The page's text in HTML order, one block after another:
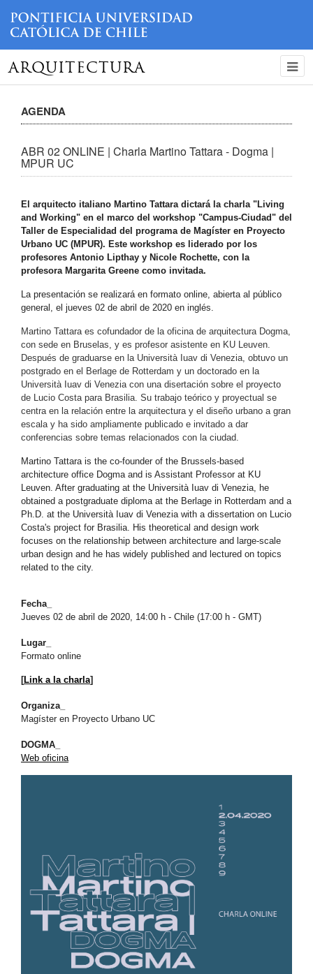
ARQUITECTURA
AGENDA
ABR 02 ONLINE | Charla Martino Tattara - Dogma |
MPUR UC
El arquitecto italiano Martino Tattara dictará la charla "Living
and Working" en el marco del workshop "Campus-Ciudad" del
Taller de Especialidad del programa de Magíster en Proyecto
Urbano UC (MPUR). Este workshop es liderado por los
profesores Antonio Lipthay y Nicole Rochette, con la
profesora Margarita Greene como invitada.
La presentación se realizará en formato online, abierta al público
general, el jueves 02 de abril de 2020 en inglés.
Martino Tattara es cofundador de la oficina de arquitectura Dogma,
con sede en Bruselas, y es profesor asistente en KU Leuven.
Después de graduarse en la Università Iuav di Venezia, obtuvo un
postgrado en el Berlage de Rotterdam y un doctorado en la
Università Iuav di Venezia con una disertación sobre el proyecto
de Lucio Costa para Brasilia. Su trabajo teórico y proyectual se
centra en la relación entre la arquitectura y el diseño urbano a gran
escala y ha sido ampliamente publicado e invitado a dar
conferencias sobre temas relacionados con la ciudad.
Martino Tattara is the co-founder of the Brussels-based
architecture office Dogma and is Assistant Professor at KU
Leuven. After graduating at the Università Iuav di Venezia, he
obtained a postgraduate diploma at the Berlage in Rotterdam and a
Ph.D. at the Università Iuav di Venezia with a dissertation on Lucio
Costa's project for Brasilia. His theoretical and design work
focuses on the relationship between architecture and large-scale
urban design and he has widely published and lectured on topics
related to the city.
Fecha_
Jueves 02 de abril de 2020, 14:00 h - Chile (17:00 h - GMT)
Lugar_
Formato online
[Link a la charla]
Organiza_
Magíster en Proyecto Urbano UC
DOGMA_
Web oficina